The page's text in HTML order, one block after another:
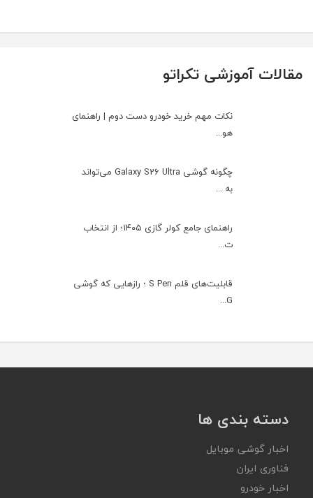
مقالات آموزشی تکراتو
نکات مهم خرید خودرو دست دوم | راهنمای
هو...
چگونه گوشی Galaxy S26 Ultra می‌تواند
به ...
راهنمای جامع کولر گازی ۱۴۰۵؛ از انتخاب
ت...
قابلیت‌های قلم S Pen ؛ رازهایی که گوشی
G...
دسته بندی ها
اخبار گوشی موبایل
فناوری ایران
اخبار خودرو